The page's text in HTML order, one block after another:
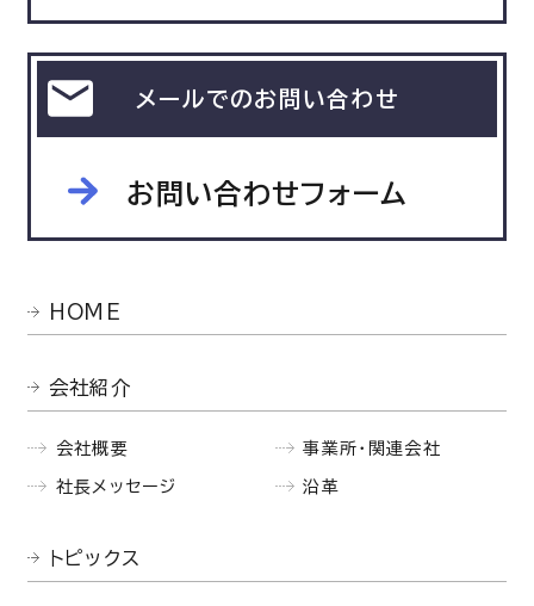
メールでのお問い合わせ
お問い合わせフォーム
HOME
会社紹介
会社概要
社長メッセージ
事業所・関連会社
沿革
トピックス